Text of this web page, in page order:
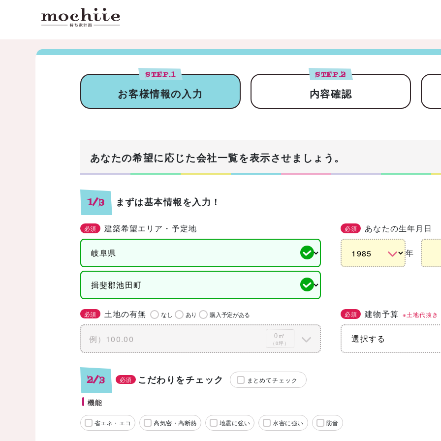
STEP.1
お客様情報の入力
STEP.2
内容確認
あなたの希望に応じた会社一覧を表示させましょう。
1/3 まずは基本情報を入力！
必須 建築希望エリア・予定地 必須 あなたの生年月日
年
必須 土地の有無 なし あり 購入予定がある
0㎡
（0坪）
必須 建物予算 ※土地代抜き
2/3 必須 こだわりをチェック まとめてチェック
機能
省エネ・エコ 高気密・高断熱 地震に強い 水害に強い 防音